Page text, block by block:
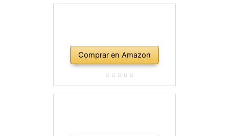
Comprar en Amazon